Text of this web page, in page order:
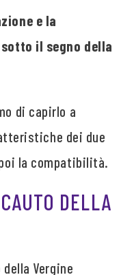
e la
il segno della
di capirlo a
dei due
la compatibilità.
DELLA
Vergine